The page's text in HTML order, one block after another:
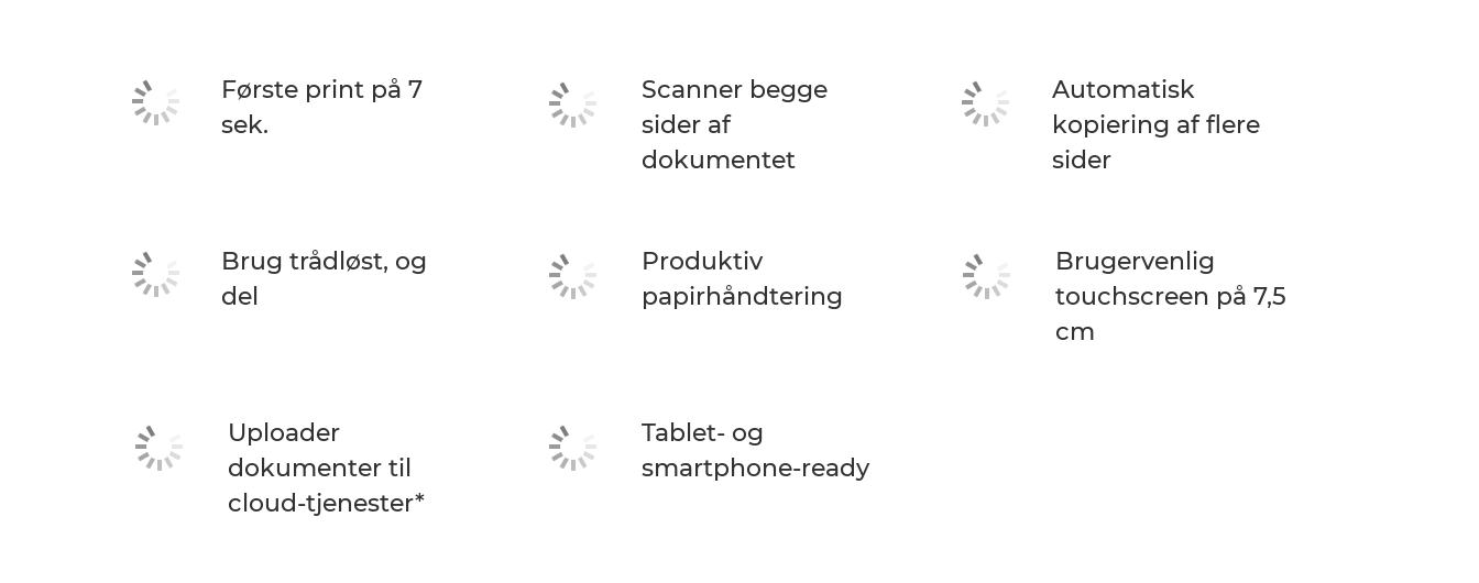
Første print på 7
sek.
Scanner begge
sider af
dokumentet
Automatisk
kopiering af flere
sider
Brug trådløst, og
del
Produktiv
papirhåndtering
Brugervenlig
touchscreen på 7,5
cm
Uploader
dokumenter til
cloud-tjenester*
Tablet- og
smartphone-ready